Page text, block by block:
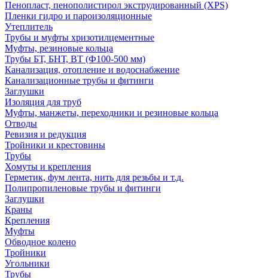
Пенопласт, пенополистирол экструдированный (XPS)
Пленки гидро и пароизоляционные
Утеплитель
Трубы и муфты хризотилцементные
Муфты, резиновые кольца
Трубы БТ, БНТ, ВТ (Ф100-500 мм)
Канализация, отопление и водоснабжение
Канализационные трубы и фитинги
Заглушки
Изоляция для труб
Муфты, манжеты, переходники и резиновые кольца
Отводы
Ревизия и редукция
Тройники и крестовины
Трубы
Хомуты и крепления
Герметик, фум лента, нить для резьбы и т.д.
Полипропиленовые трубы и фитинги
Заглушки
Краны
Крепления
Муфты
Обводное колено
Тройники
Угольники
Трубы